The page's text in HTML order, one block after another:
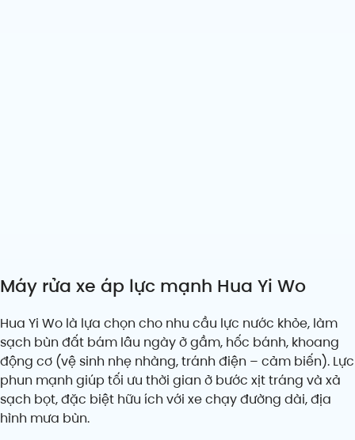
Máy rửa xe áp lực mạnh Hua Yi Wo
Hua Yi Wo là lựa chọn cho nhu cầu lực nước khỏe, làm
sạch bùn đất bám lâu ngày ở gầm, hốc bánh, khoang
động cơ (vệ sinh nhẹ nhàng, tránh điện – cảm biến). Lực
phun mạnh giúp tối ưu thời gian ở bước xịt tráng và xả
sạch bọt, đặc biệt hữu ích với xe chạy đường dài, địa
hình mưa bùn.